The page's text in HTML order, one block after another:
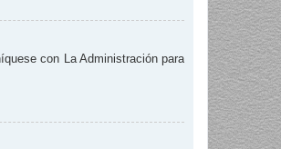
con La Administración para